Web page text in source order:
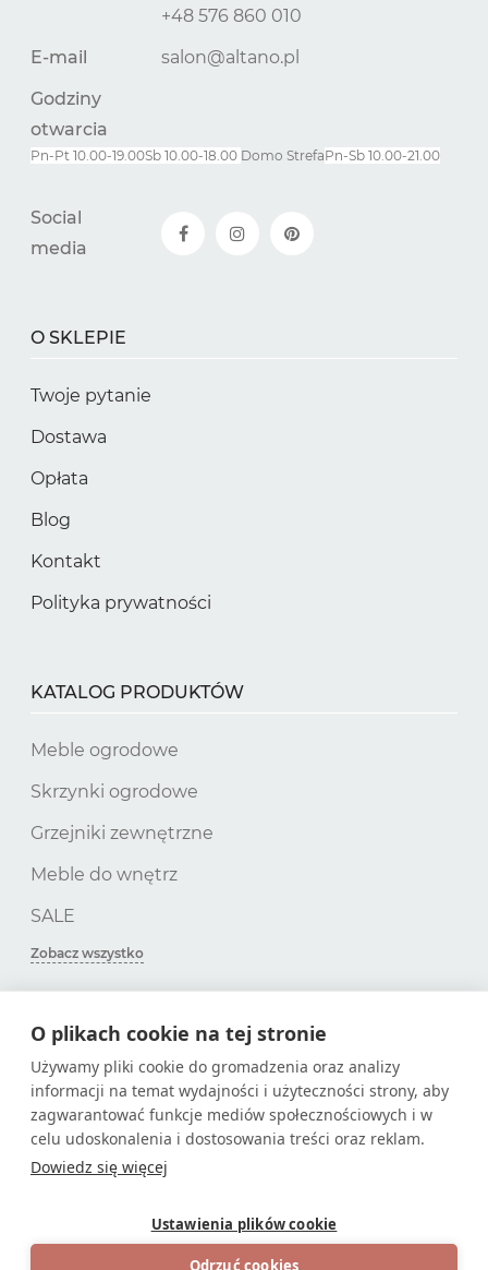
O plikach cookie na tej stronie
Używamy pliki cookie do gromadzenia oraz analizy
informacji na temat wydajności i użyteczności strony, aby
zagwarantować funkcje mediów społecznościowych i w
celu udoskonalenia i dostosowania treści oraz reklam.
Dowiedz się więcej
Ustawienia plików cookie
Odrzuć cookies
+48 576 860 010
E-mail
salon@altano.pl
Godziny
otwarcia
Pn-Pt 10.00-19.00Sb 10.00-18.00 Domo StrefaPn-Sb 10.00-21.00
Social
media
O SKLEPIE
Twoje pytanie
Dostawa
Opłata
Blog
Kontakt
Polityka prywatności
KATALOG PRODUKTÓW
Meble ogrodowe
Skrzynki ogrodowe
Grzejniki zewnętrzne
Meble do wnętrz
SALE
Zobacz wszystko
SUBSKRYPCJA
Zdobądź tylko przydatne artykuły!
Sklep internetowy na stronie